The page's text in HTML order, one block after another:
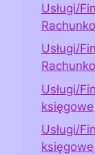
Usługi/
Usługi/
Usługi/
księgowe
Usługi/